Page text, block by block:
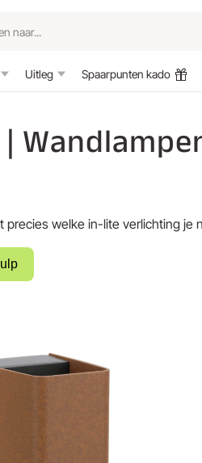
Uitleg Spaarpunten kado
precies welke in-lite verlichting je